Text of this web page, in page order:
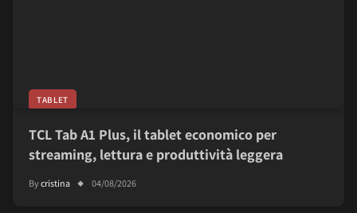
TABLET
TCL Tab A1 Plus, il tablet economico per
streaming, lettura e produttività leggera
Bycristina 04/08/2026